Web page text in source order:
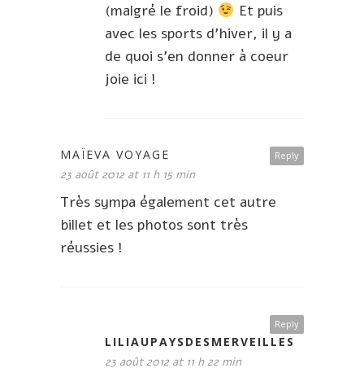
(malgré le froid)
Et puis
avec les sports d’hiver, il y a
de quoi s’en donner à coeur
joie ici !
Reply
MAÏEVA VOYAGE
23 août 2012 at 11 h 15 min
Très sympa également cet autre
billet et les photos sont très
réussies !
Reply
LILIAUPAYSDESMERVEILLES
23 août 2012 at 11 h 22 min